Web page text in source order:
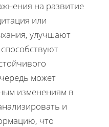
на развитие
или
улучшают
может
изменениям в
и
что